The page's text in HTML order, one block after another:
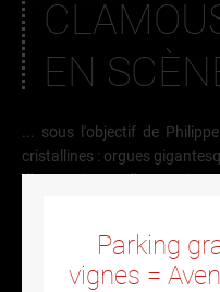
EN
... sous l'objectif de
cristallines : orgues
d'aragonites et
VOIR LES PHOTOS
Parking
vignes =